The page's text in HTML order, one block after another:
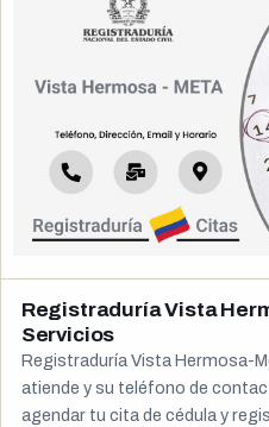
Registraduría Vista
Servicios
Registraduría Vista Hermosa-
atiende y su teléfono de
agendar tu cita de cédula y